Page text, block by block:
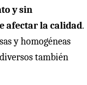
y sin
afectar la calidad.
y homogéneas
también